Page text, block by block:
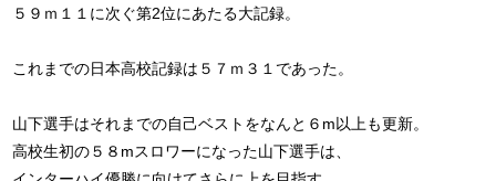
５９ｍ１１に次ぐ第2位にあたる大記録。
これまでの日本高校記録は５７ｍ３１であった。
山下選手はそれまでの自己ベストをなんと６m以上も更新。
高校生初の５８mスロワーになった山下選手は、